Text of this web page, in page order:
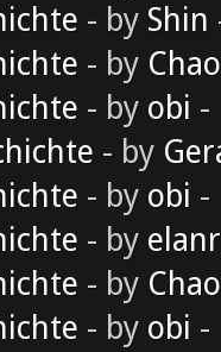
- by Shin
- by
- by obi -
- by
- by obi -
- by
- by
- by obi -